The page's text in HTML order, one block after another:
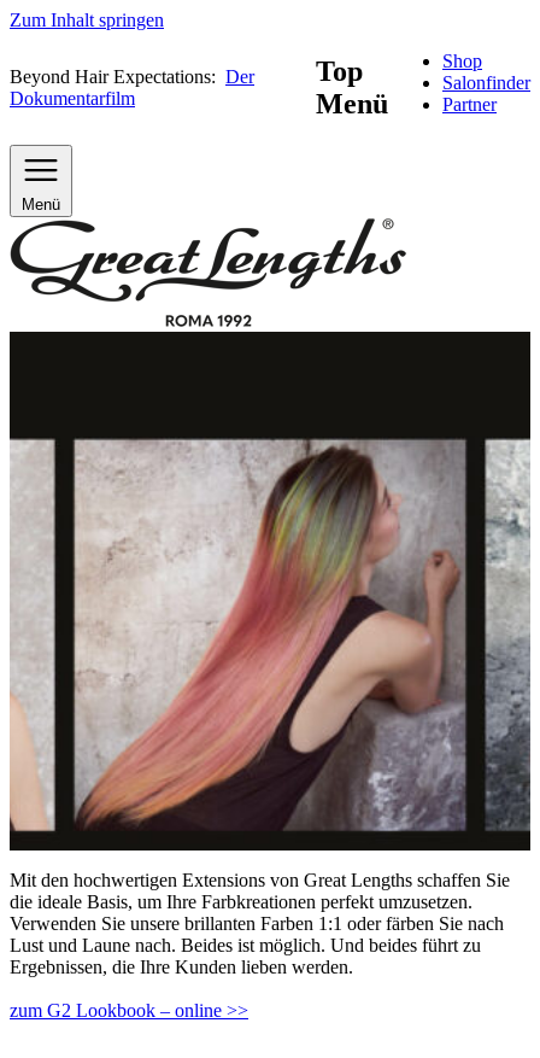
Zum Inhalt springen
Beyond Hair Expectations: Der
Dokumentarfilm
Top
Menü
Shop
Salonfinder
Partner
Menü
Mit den hochwertigen Extensions von Great Lengths schaffen Sie
die ideale Basis, um Ihre Farbkreationen perfekt umzusetzen.
Verwenden Sie unsere brillanten Farben 1:1 oder färben Sie nach
Lust und Laune nach. Beides ist möglich. Und beides führt zu
Ergebnissen, die Ihre Kunden lieben werden.
zum G2 Lookbook – online >>